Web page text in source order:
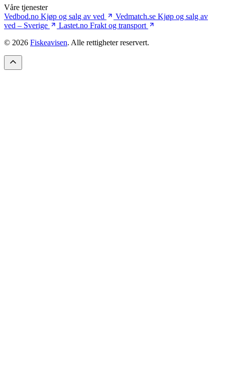
Våre tjenester
Vedbod.no Kjøp og salg av ved Vedmatch.se Kjøp og salg av
ved – Sverige
Lastet.no Frakt og transport
© 2026 Fiskeavisen. Alle rettigheter reservert.